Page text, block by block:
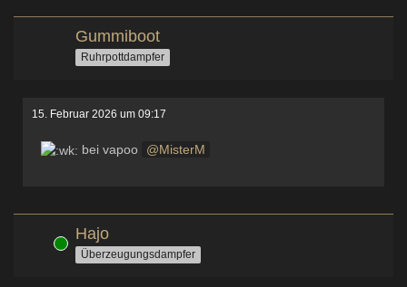
Gummiboot
Ruhrpottdampfer
15. Februar 2026 um 09:17
bei vapoo MisterM
Online Hajo
Überzeugungsdampfer